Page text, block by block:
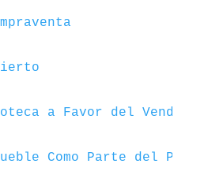
a Favor del Vendedor
Como Parte del Pago